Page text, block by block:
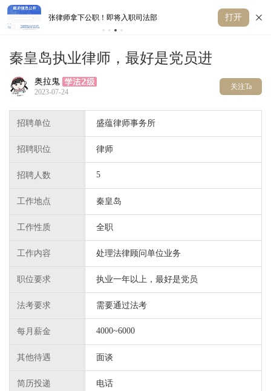
张律师拿下公职！即将入职司法部 重
打开
秦皇岛执业律师，最好是党员进
奥拉鬼
2023-07-24
关注Ta
招聘单位 盛蕴律师事务所
招聘职位 律师
招聘人数 5
工作地点 秦皇岛
工作性质 全职
工作内容 处理法律顾问单位业务
职位要求 执业一年以上，最好是党员
法考要求 需要通过法考
每月薪金 4000~6000
其他待遇 面谈
简历投递 电话